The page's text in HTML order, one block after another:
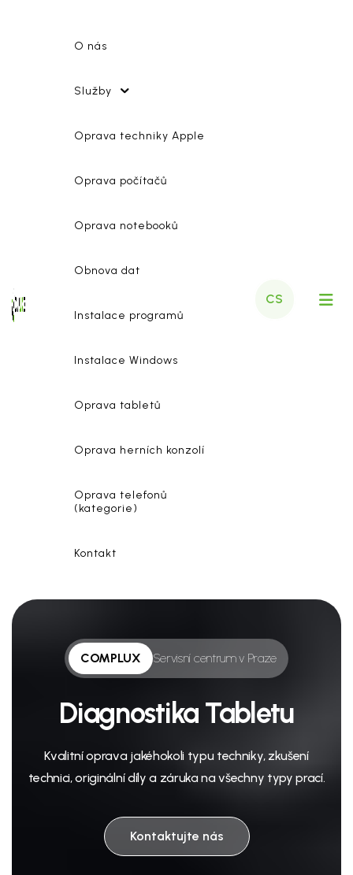
O nás
Služby
Oprava techniky Apple
Oprava počítačů
Oprava notebooků
Obnova dat
Instalace programů
Instalace Windows
Oprava tabletů
Oprava herních konzolí
Oprava telefonů
(kategorie)
Kontakt
CS
COMPLUX Servisní centrum v Praze
Diagnostika Tabletu
Kvalitní oprava jakéhokoli typu techniky, zkušení
technici, originální díly a záruka na všechny typy prací.
Kontaktujte nás